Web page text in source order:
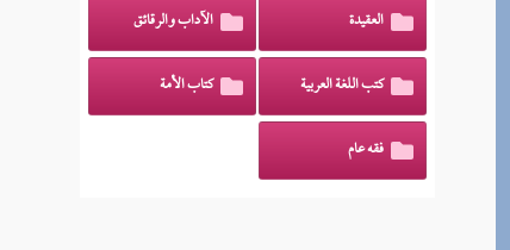
العقيدة الآداب والرقائق
كتب اللغة العربية كتاب الأمة
فقه عام